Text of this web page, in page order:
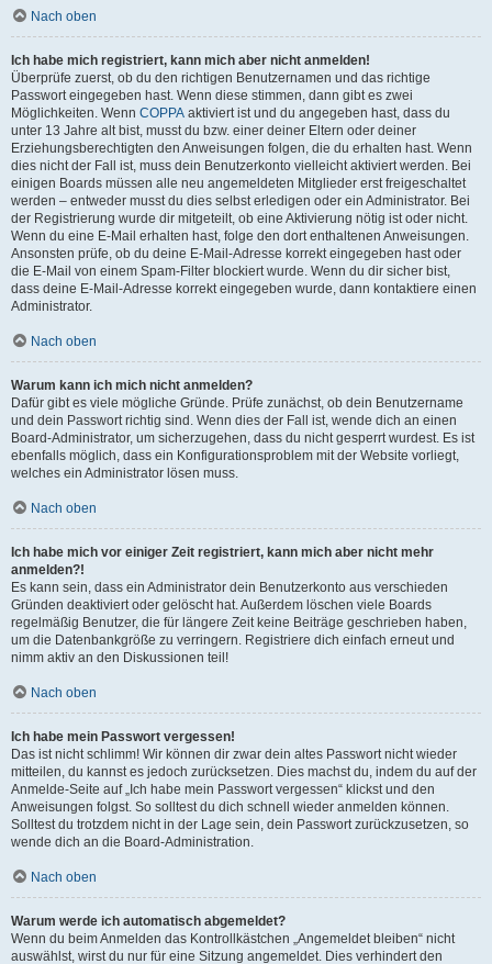
Nach oben
Ich habe mich registriert, kann mich aber nicht anmelden!
Überprüfe zuerst, ob du den richtigen Benutzernamen und das richtige
Passwort eingegeben hast. Wenn diese stimmen, dann gibt es zwei
Möglichkeiten. Wenn COPPA aktiviert ist und du angegeben hast, dass du
unter 13 Jahre alt bist, musst du bzw. einer deiner Eltern oder deiner
Erziehungsberechtigten den Anweisungen folgen, die du erhalten hast. Wenn
dies nicht der Fall ist, muss dein Benutzerkonto vielleicht aktiviert werden. Bei
einigen Boards müssen alle neu angemeldeten Mitglieder erst freigeschaltet
werden – entweder musst du dies selbst erledigen oder ein Administrator. Bei
der Registrierung wurde dir mitgeteilt, ob eine Aktivierung nötig ist oder nicht.
Wenn du eine E-Mail erhalten hast, folge den dort enthaltenen Anweisungen.
Ansonsten prüfe, ob du deine E-Mail-Adresse korrekt eingegeben hast oder
die E-Mail von einem Spam-Filter blockiert wurde. Wenn du dir sicher bist,
dass deine E-Mail-Adresse korrekt eingegeben wurde, dann kontaktiere einen
Administrator.
Nach oben
Warum kann ich mich nicht anmelden?
Dafür gibt es viele mögliche Gründe. Prüfe zunächst, ob dein Benutzername
und dein Passwort richtig sind. Wenn dies der Fall ist, wende dich an einen
Board-Administrator, um sicherzugehen, dass du nicht gesperrt wurdest. Es ist
ebenfalls möglich, dass ein Konfigurationsproblem mit der Website vorliegt,
welches ein Administrator lösen muss.
Nach oben
Ich habe mich vor einiger Zeit registriert, kann mich aber nicht mehr
anmelden?!
Es kann sein, dass ein Administrator dein Benutzerkonto aus verschieden
Gründen deaktiviert oder gelöscht hat. Außerdem löschen viele Boards
regelmäßig Benutzer, die für längere Zeit keine Beiträge geschrieben haben,
um die Datenbankgröße zu verringern. Registriere dich einfach erneut und
nimm aktiv an den Diskussionen teil!
Nach oben
Ich habe mein Passwort vergessen!
Das ist nicht schlimm! Wir können dir zwar dein altes Passwort nicht wieder
mitteilen, du kannst es jedoch zurücksetzen. Dies machst du, indem du auf der
Anmelde-Seite auf „Ich habe mein Passwort vergessen“ klickst und den
Anweisungen folgst. So solltest du dich schnell wieder anmelden können.
Solltest du trotzdem nicht in der Lage sein, dein Passwort zurückzusetzen, so
wende dich an die Board-Administration.
Nach oben
Warum werde ich automatisch abgemeldet?
Wenn du beim Anmelden das Kontrollkästchen „Angemeldet bleiben“ nicht
auswählst, wirst du nur für eine Sitzung angemeldet. Dies verhindert den